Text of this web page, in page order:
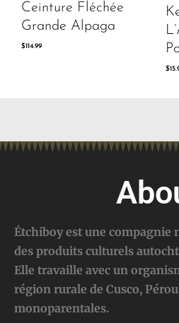
Ceinture Fléchée
Grande Alpaga
$114.99
$
Étchiboy est une compagnie
des produits culturels
Elle travaille avec un
région rurale de Cusco,
monoparentales.